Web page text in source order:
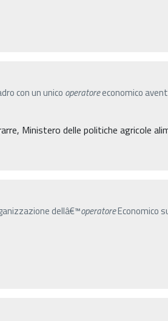
con un unico operatoreeconomico
Ministero delle politiche agricole
dellâ€™operatoreEconomico